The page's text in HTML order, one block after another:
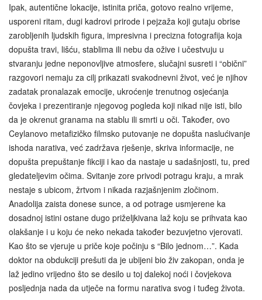
Ipak, autentične lokacije, istinita priča, gotovo realno vrijeme,
usporeni ritam, dugi kadrovi prirode i pejzaža koji gutaju obrise
zarobljenih ljudskih figura, impresivna i precizna fotografija koja
dopušta travi, lišću, stablima ili nebu da ožive i učestvuju u
stvaranju jedne neponovljive atmosfere, slučajni susreti i “obični”
razgovori nemaju za cilj prikazati svakodnevni život, već je njihov
zadatak pronalazak emocije, ukroćenje trenutnog osjećanja
čovjeka i prezentiranje njegovog pogleda koji nikad nije isti, bilo
da je okrenut granama na stablu ili smrti u oči. Također, ovo
Ceylanovo metafizičko filmsko putovanje ne dopušta naslućivanje
ishoda narativa, već zadržava rješenje, skriva informacije, ne
dopušta prepuštanje fikciji i kao da nastaje u sadašnjosti, tu, pred
gledateljevim očima. Svitanje zore privodi potragu kraju, a mrak
nestaje s ubicom, žrtvom i nikada razjašnjenim zločinom.
Anadolija zaista donese sunce, a od potrage usmjerene ka
dosadnoj istini ostane dugo priželjkivana laž koju se prihvata kao
olakšanje i u koju će neko nekada također bezuvjetno vjerovati.
Kao što se vjeruje u priče koje počinju s “Bilo jednom…”. Kada
doktor na obdukciji prešuti da je ubijeni bio živ zakopan, onda je
laž jedino vrijedno što se desilo u toj dalekoj noći i čovjekova
posljednja nada da utječe na formu narativa svog i tuđeg života.